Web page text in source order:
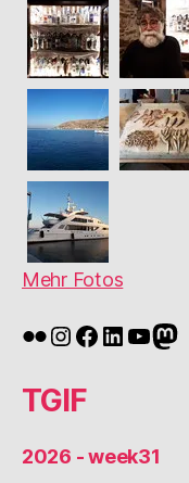
Mehr Fotos
Flickr
Instagram
Facebook
LinkedIn
TGIF
2026 - week31